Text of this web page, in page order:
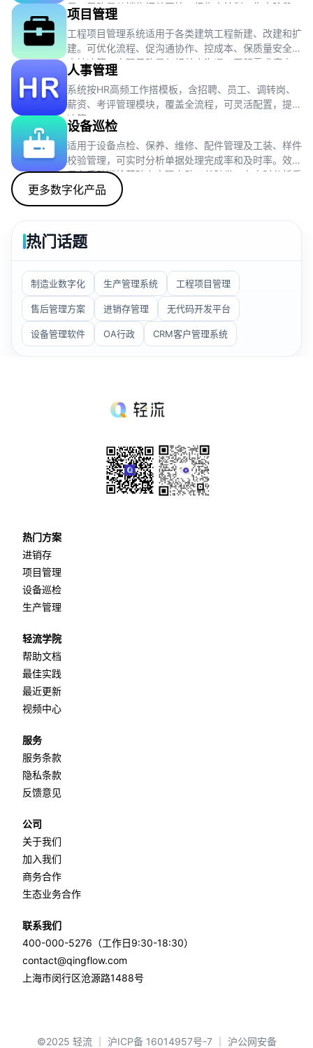
果。思路是从销售订单开始，经生产计划、生产阶段、
质量检验到库存管理，完成整个生产流程。
项目管理
工程项目管理系统适用于各类建筑工程新建、改建和扩
建。可优化流程、促沟通协作、控成本、保质量安全及
支持决策。实现思路是与相关方沟通，了解需求痛点，
收集整理数据，评估现有模式。
人事管理
系统按HR高频工作搭模板，含招聘、员工、调转岗、
薪资、考评管理模块，覆盖全流程，可灵活配置，提效
决策。
设备巡检
适用于设备点检、保养、维修、配件管理及工装、样件
校验管理，可实时分析单据处理完成率和及时率。效果
是在手动巡检基础上实现自动工单触发，有实时分析看
板。思路是维护台账、方案，生成工单并处理、统计相
关情况。
更多数字化产品
热门话题
制造业数字化 生产管理系统 工程项目管理
售后管理方案 进销存管理 无代码开发平台
设备管理软件 OA行政 CRM客户管理系统
热门方案
进销存
项目管理
设备巡检
生产管理
轻流学院
帮助文档
最佳实践
最近更新
视频中心
服务
服务条款
隐私条款
反馈意见
公司
关于我们
加入我们
商务合作
生态业务合作
联系我们
400-000-5276（工作日9:30-18:30）
contact@qingflow.com
上海市闵行区沧源路1488号
©2025 轻流 ｜ 沪ICP备 16014957号-7 ｜ 沪公网安备